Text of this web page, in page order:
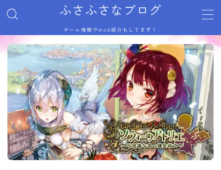
ふさふさなブログ
ゲーム情報やmod紹介もしてます！
MENU
サイトマップ
トップページ
プライバシーポリシー
利用規約／特定商取引法に基づく表記
有料記事の決済完了ページ
自己紹介
記事一覧
運営者情報